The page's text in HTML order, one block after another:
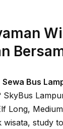
Sewa Bus
Long,
wisata, study